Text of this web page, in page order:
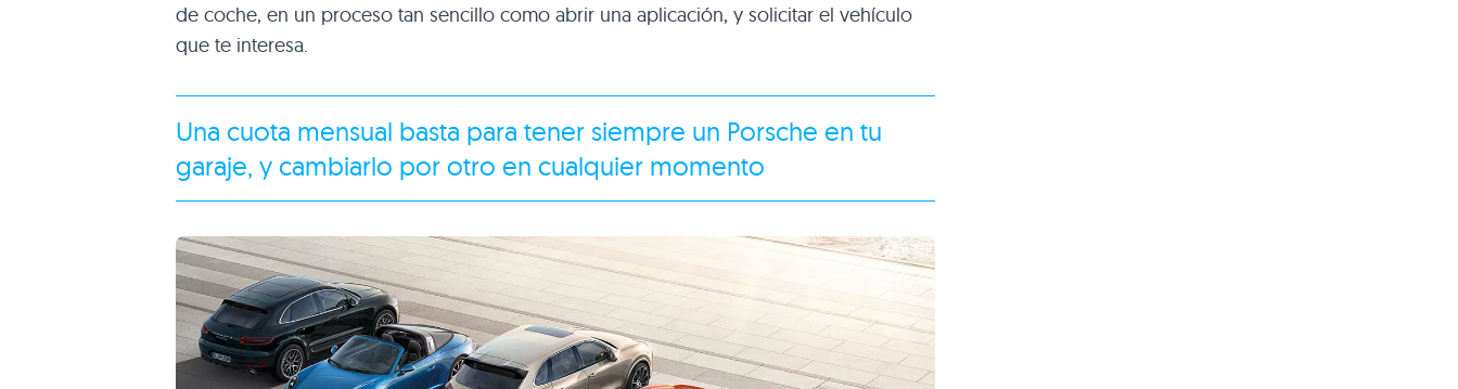
de coche, en un proceso tan sencillo como abrir una aplicación, y solicitar el vehículo
que te interesa.
Una cuota mensual basta para tener siempre un Porsche en tu
garaje, y cambiarlo por otro en cualquier momento